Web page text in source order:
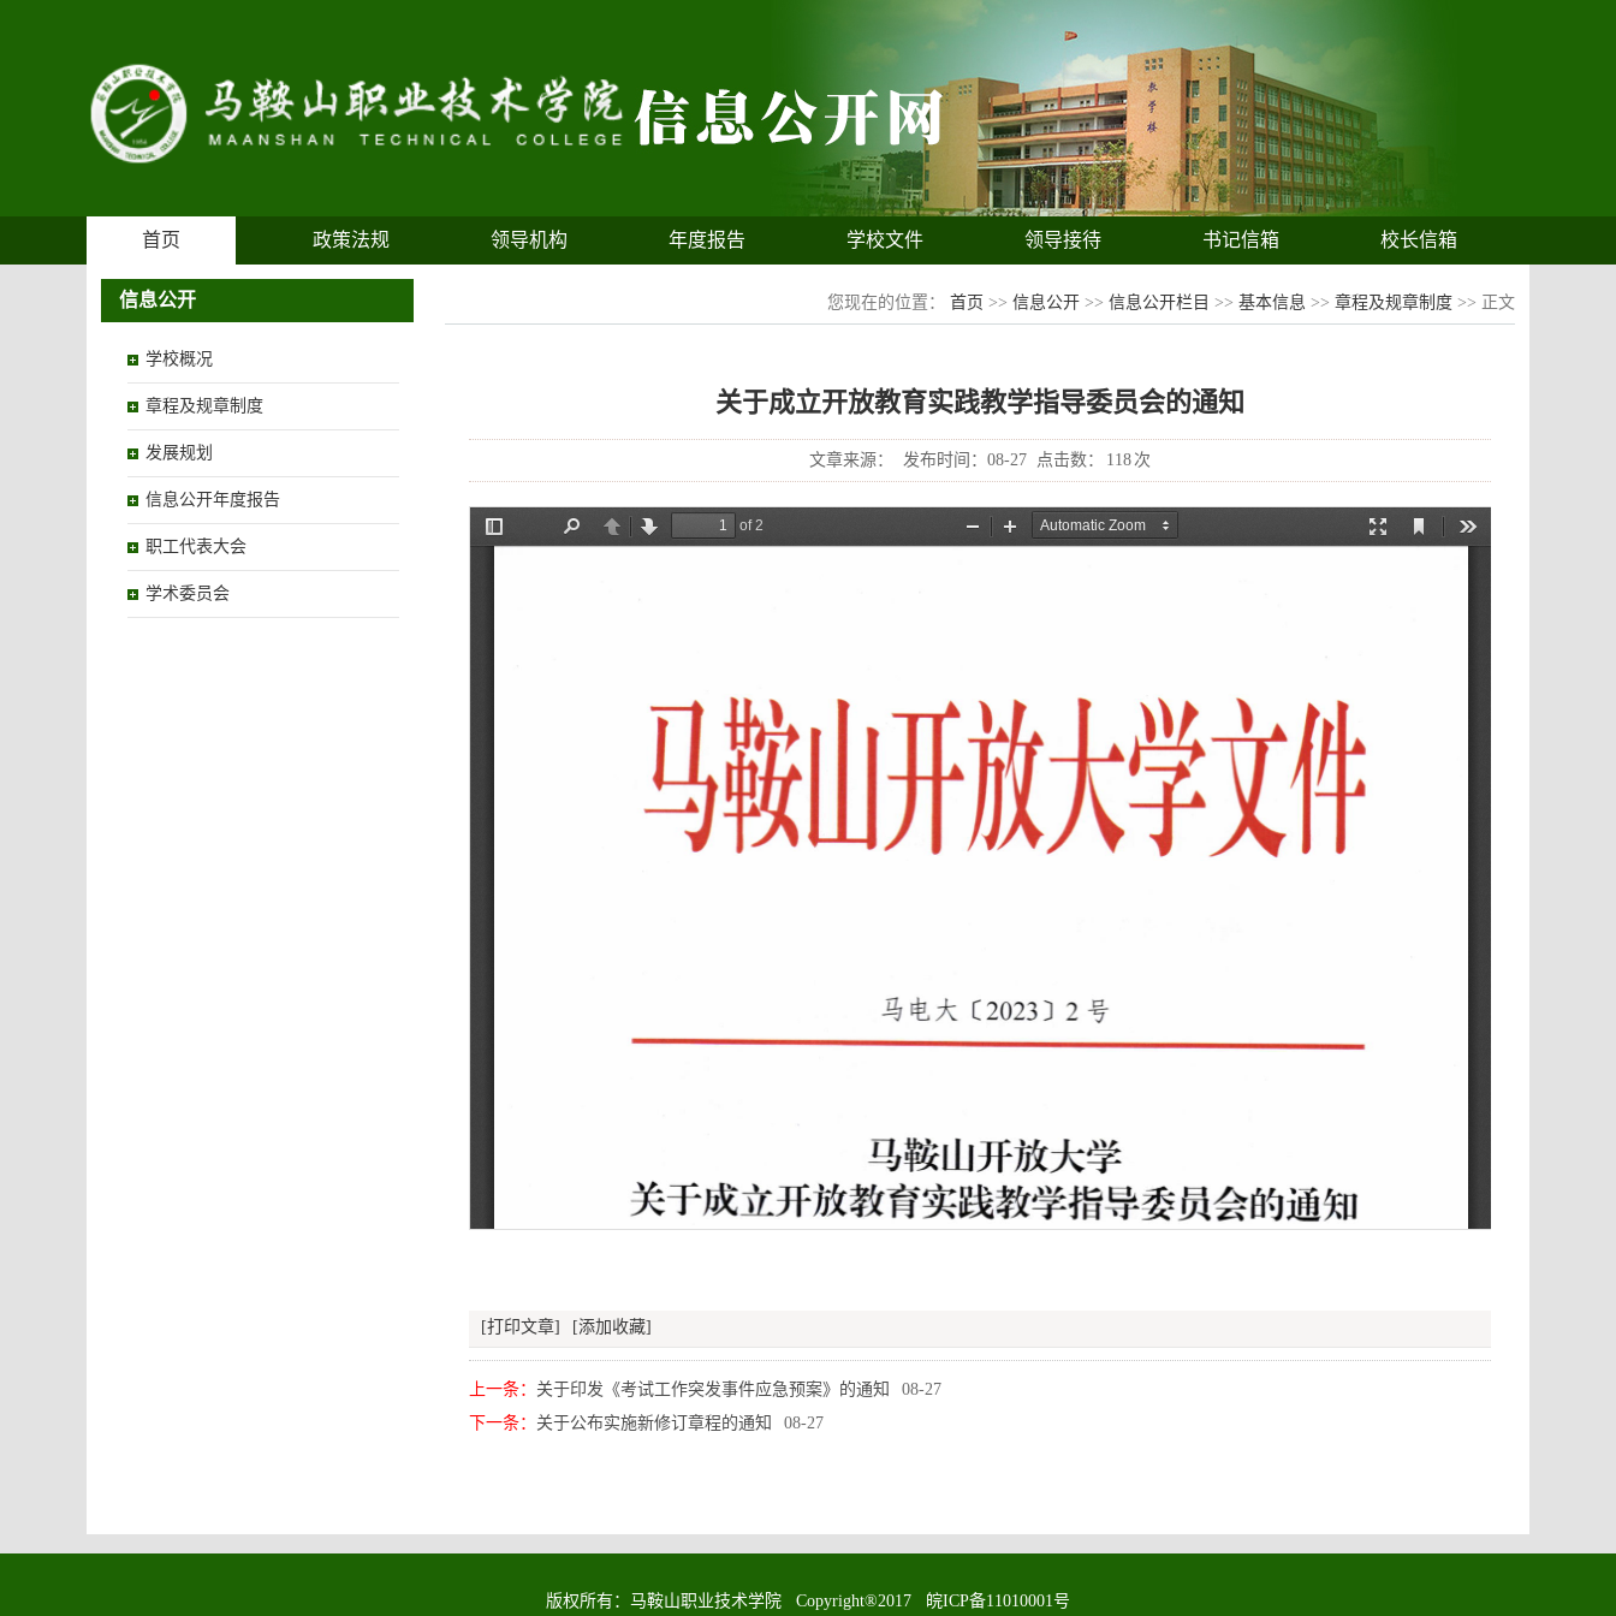
首页 政策法规 领导机构 年度报告 学校文件 领导接待 书记信箱 校长信箱
信息公开
学校概况
章程及规章制度
发展规划
信息公开年度报告
职工代表大会
学术委员会
您现在的位置： 首页 >> 信息公开 >> 信息公开栏目 >> 基本信息 >> 章程及规章制度 >> 正文
关于成立开放教育实践教学指导委员会的通知
文章来源： 发布时间：08-27 点击数： 118次
[打印文章] [添加收藏]
上一条： 关于印发《考试工作突发事件应急预案》的通知
08-27
下一条： 关于公布实施新修订章程的通知 08-27
版权所有：马鞍山职业技术学院 Copyright®2017 皖ICP备11010001号